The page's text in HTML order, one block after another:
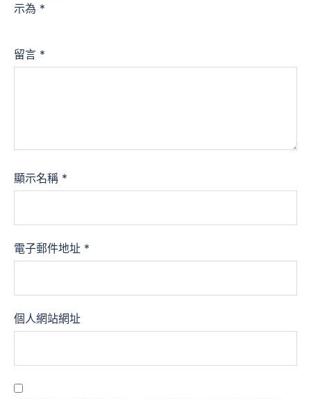
示為 *
留言 *
顯示名稱 *
電子郵件地址 *
個人網站網址